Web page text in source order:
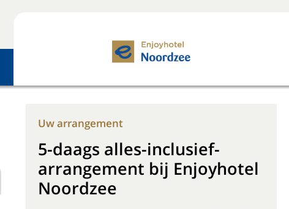
Uw arrangement
5-daags alles-inclusief-
arrangement bij Enjoyhotel
Noordzee